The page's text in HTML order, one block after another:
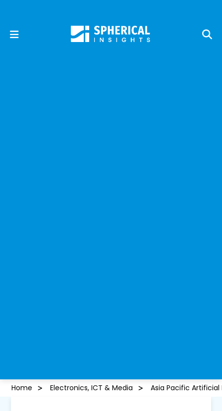
Home Electronics, ICT & Media Asia Pacific